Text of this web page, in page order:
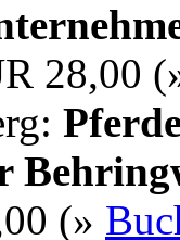
28,00
(»